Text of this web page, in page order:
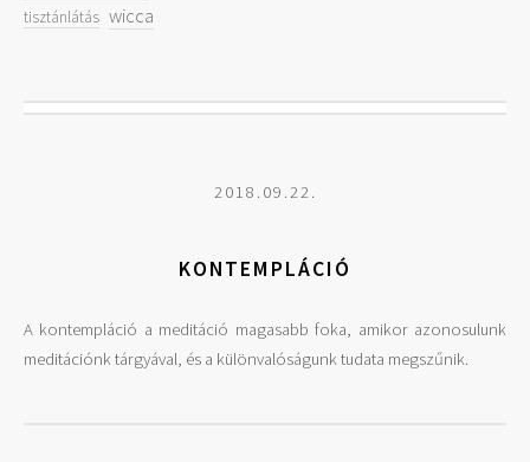
tisztánlátás wicca
2018.09.22.
KONTEMPLÁCIÓ
A kontempláció a meditáció magasabb foka, amikor azonosulunk
meditációnk tárgyával, és a különvalóságunk tudata megszűnik.